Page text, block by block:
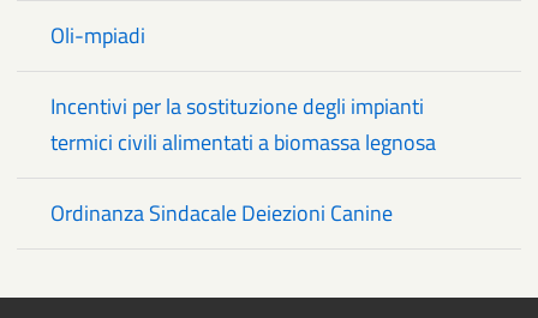
Oli-mpiadi
Incentivi per la sostituzione degli impianti
termici civili alimentati a biomassa legnosa
Ordinanza Sindacale Deiezioni Canine